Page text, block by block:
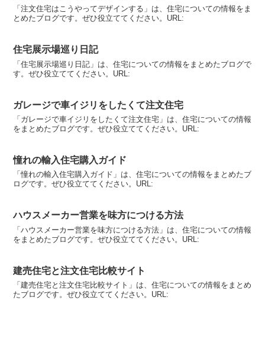
「注文住宅はこうやってデザインする」は、住宅についての情報をま
とめたブログです。ぜひ役立ててください。URL:
住宅展示場巡り日記
「住宅展示場巡り日記」は、住宅についての情報をまとめたブログで
す。ぜひ役立ててください。URL:
ガレージで車イジリをしたくて注文住宅
「ガレージで車イジリをしたくて注文住宅」は、住宅についての情報
をまとめたブログです。ぜひ役立ててください。URL:
憧れの輸入住宅購入ガイド
「憧れの輸入住宅購入ガイド」は、住宅についての情報をまとめたブ
ログです。ぜひ役立ててください。URL:
ハウスメーカー営業を味方につける方法
「ハウスメーカー営業を味方につける方法」は、住宅についての情報
をまとめたブログです。ぜひ役立ててください。URL:
建売住宅と注文住宅比較サイト
「建売住宅と注文住宅比較サイト」は、住宅についての情報をまとめ
たブログです。ぜひ役立ててください。URL: